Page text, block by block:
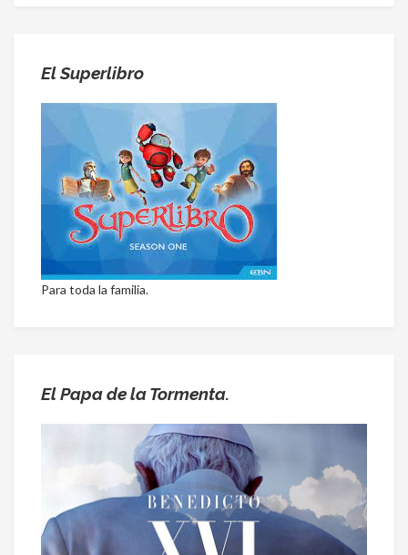
El Superlibro
Para toda la familia.
El Papa de la Tormenta.